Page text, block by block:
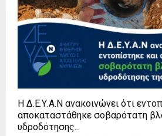
Η Δ.Ε.Υ.Α.Ν ανακοινώνει ότι
αποκαταστάθηκε σοβαρότατη
υδροδότησης...